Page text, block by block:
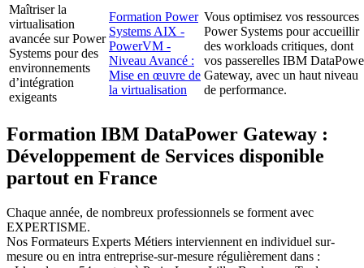
Maîtriser la
virtualisation
avancée sur Power
Systems pour des
environnements
d’intégration
exigeants
Formation Power
Systems AIX -
PowerVM -
Niveau Avancé :
Mise en œuvre de
la virtualisation
Vous optimisez vos ressources
Power Systems pour accueillir
des workloads critiques, dont
vos passerelles IBM
Gateway, avec un haut niveau
de performance.
Formation IBM DataPower Gateway :
Développement de Services disponible
partout en France
Chaque année, de nombreux professionnels se forment avec
EXPERTISME.
Nos Formateurs Experts Métiers interviennent en individuel sur-
mesure ou en intra entreprise-sur-mesure régulièrement dans :